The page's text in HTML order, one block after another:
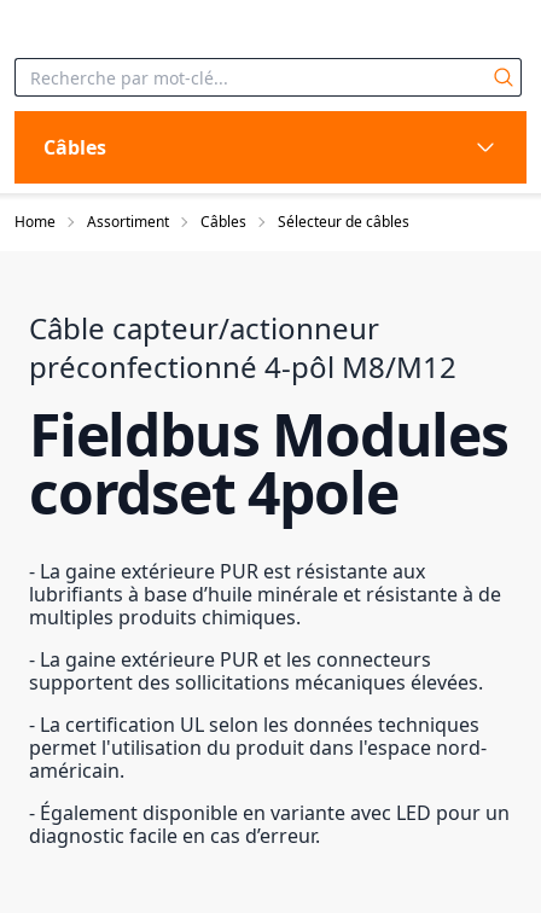
Câbles
Home Assortiment Câbles Sélecteur de câbles
Câble capteur/actionneur
préconfectionné 4-pôl M8/M12
Fieldbus Modules
cordset 4pole
- La gaine extérieure PUR est résistante aux
lubrifiants à base d’huile minérale et résistante à de
multiples produits chimiques.
- La gaine extérieure PUR et les connecteurs
supportent des sollicitations mécaniques élevées.
- La certification UL selon les données techniques
permet l'utilisation du produit dans l'espace nord-
américain.
- Également disponible en variante avec LED pour un
diagnostic facile en cas d’erreur.